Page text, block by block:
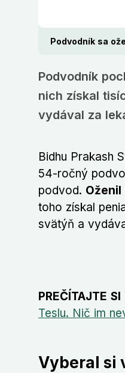
Podvodník sa
Podvodník
nich získal
vydával za
Bidhu Prakash
54-ročný
podvod.
toho získal
svätýň a
PREČÍTAJTE
Teslu. Nič im
Vyberal si